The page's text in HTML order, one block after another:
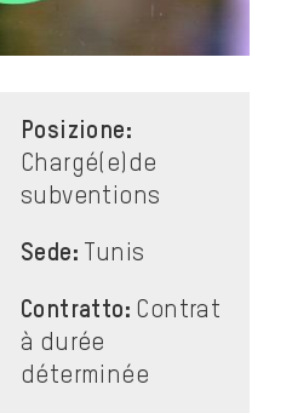
Posizione:
Chargé(e)de
subventions
Sede: Tunis
Contratto: Contrat
à durée
déterminée